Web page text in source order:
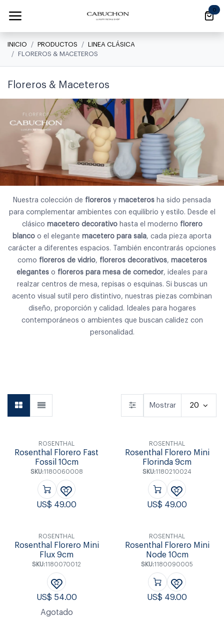
0
INICIO PRODUCTOS
LINEA CLÁSICA
FLOREROS & MACETEROS
Floreros & Maceteros
Nuestra colección de floreros y maceteros ha sido pensada
para complementar ambientes con equilibrio y estilo. Desde el
clásico macetero decorativohasta el moderno florero
blanco o el elegante macetero para sala, cada pieza aporta
carácter a diferentes espacios. También encontrarás opciones
como floreros de vidrio, floreros decorativos, maceteros
elegantes o floreros para mesa de comedor, ideales para
realzar centros de mesa, repisas o esquinas. Si buscas un
acento visual sutil pero distintivo, nuestras piezas combinan
diseño, proporción y calidad. Ideales para hogares
contemporáneos o ambientes que buscan calidez con
personalidad.
Mostrar 20
ROSENTHAL
Rosenthal Florero Fast
Fossil 10cm
SKU:1180060008
US$ 49.00
ROSENTHAL
Rosenthal Florero Mini
Florinda 9cm
SKU:1180210024
US$ 49.00
ROSENTHAL
Rosenthal Florero Mini
Flux 9cm
SKU:1180070012
US$ 54.00
Agotado
ROSENTHAL
Rosenthal Florero Mini
Node 10cm
SKU:1180090005
US$ 49.00